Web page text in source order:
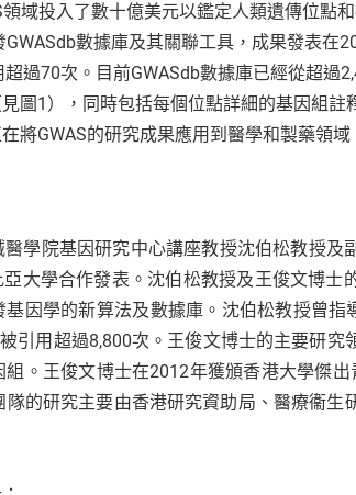
域投入了數十億美元以鑑定人類遺傳位點
數據庫及其關聯工具，成果發表在
過70次。目前GWASdb數據庫已經從超過
圖1），同時包括每個位點詳細的基因組註
將GWAS的研究成果應用到醫學和製藥領域
學院基因研究中心講座教授沈伯松教授及
大學合作發表。沈伯松教授及王俊文博士
因學的新算法及數據庫。沈伯松教授曾指
引用超過8,800次。王俊文博士的主要研究
。王俊文博士在2012年獲頒香港大學傑
的研究主要由香港研究資助局、醫療衞生